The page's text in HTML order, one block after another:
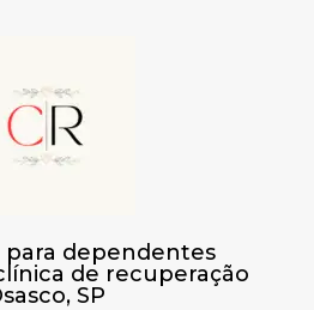
dependentes
de recuperação
SP